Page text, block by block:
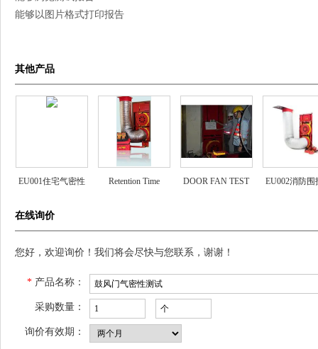
能够以图片格式打印报告
其他产品
EU001住宅气密性 Retention Time DOOR FAN TEST EU002消防围
在线询价
您好，欢迎询价！我们将会尽快与您联系，谢谢！
* 产品名称：
采购数量：
询价有效期：